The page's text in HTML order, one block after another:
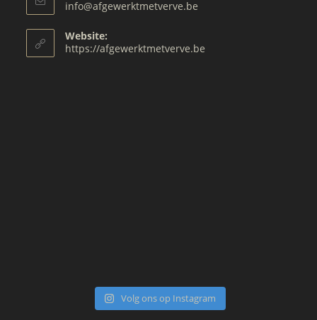
your
application
info@afgewerktmetverve.be
application
Website:
https://afgewerktmetverve.be
Volg ons op Instagram